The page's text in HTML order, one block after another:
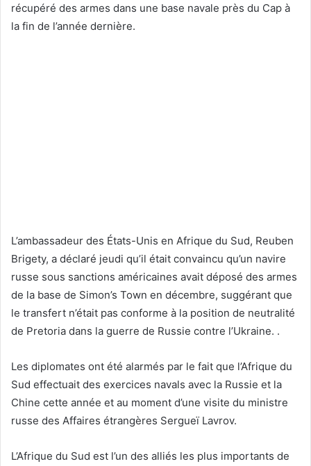
récupéré des armes dans une base navale près du Cap à
la fin de l’année dernière.
L’ambassadeur des États-Unis en Afrique du Sud, Reuben
Brigety, a déclaré jeudi qu’il était convaincu qu’un navire
russe sous sanctions américaines avait déposé des armes
de la base de Simon’s Town en décembre, suggérant que
le transfert n’était pas conforme à la position de neutralité
de Pretoria dans la guerre de Russie contre l’Ukraine. .
Les diplomates ont été alarmés par le fait que l’Afrique du
Sud effectuait des exercices navals avec la Russie et la
Chine cette année et au moment d’une visite du ministre
russe des Affaires étrangères Sergueï Lavrov.
L’Afrique du Sud est l’un des alliés les plus importants de